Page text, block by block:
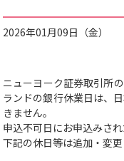
2026年01月09日（金）
ニューヨーク証券取引所
ランドの銀行休業日は、
きません。
申込不可日にお申込みさ
下記の休日等は追加・変